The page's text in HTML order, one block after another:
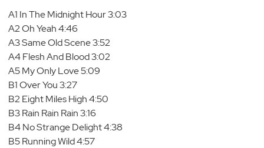
A1 In The Midnight Hour 3:03
A2 Oh Yeah 4:46
A3 Same Old Scene 3:52
A4 Flesh And Blood 3:02
A5 My Only Love 5:09
B1 Over You 3:27
B2 Eight Miles High 4:50
B3 Rain Rain Rain 3:16
B4 No Strange Delight 4:38
B5 Running Wild 4:57